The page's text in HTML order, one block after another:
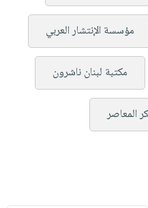
مؤسسة الإنتشار العربي
مكتبة لبنان ناشرون
المعاصر